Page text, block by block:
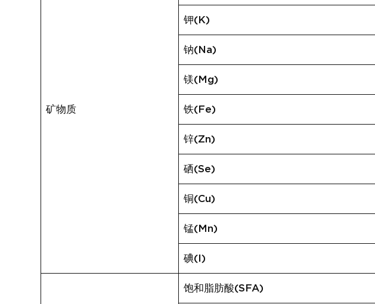
矿物质
钾(K)
钠(Na)
镁(Mg)
铁(Fe)
锌(Zn)
硒(Se)
铜(Cu)
锰(Mn)
碘(I)
饱和脂肪酸(SFA)